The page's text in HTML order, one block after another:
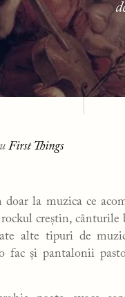
First Things
doar la muzica ce
creștin,
alte tipuri de
fac și pantalonii